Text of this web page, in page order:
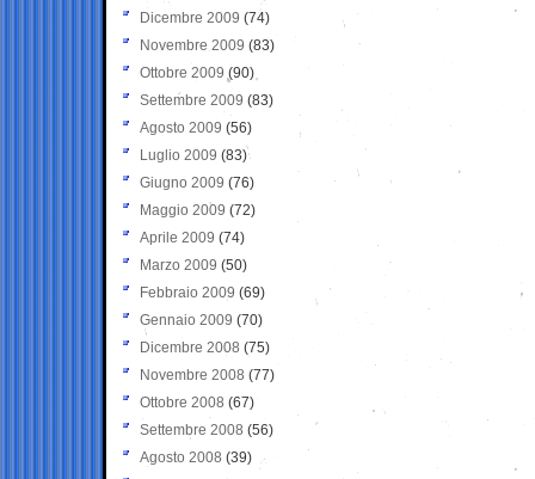
Dicembre 2009 (74)
Novembre 2009 (83)
Ottobre 2009 (90)
Settembre 2009 (83)
Agosto 2009 (56)
Luglio 2009 (83)
Giugno 2009 (76)
Maggio 2009 (72)
Aprile 2009 (74)
Marzo 2009 (50)
Febbraio 2009 (69)
Gennaio 2009 (70)
Dicembre 2008 (75)
Novembre 2008 (77)
Ottobre 2008 (67)
Settembre 2008 (56)
Agosto 2008 (39)